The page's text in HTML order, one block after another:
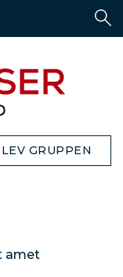
GRUPPEN
amet